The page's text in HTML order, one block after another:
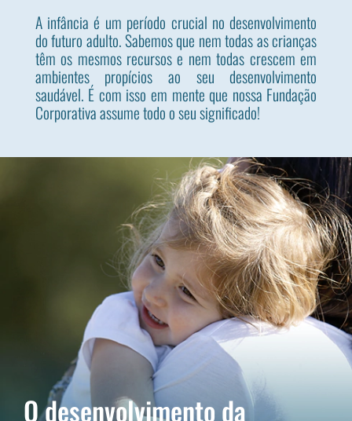
A infância é um período crucial no desenvolvimento
do futuro adulto. Sabemos que nem todas as crianças
têm os mesmos recursos e nem todas crescem em
ambientes propícios ao seu desenvolvimento
saudável. É com isso em mente que nossa Fundação
Corporativa assume todo o seu significado!
Os três primeiros anos de vida de uma criança são cruciais para o seu
desenvolvimento. A Fundação Corporativa Wesco apoia iniciativas que
promovem o desenvolvimento, o bem-estar e o crescimento dos bebês.
O desenvolvimento da